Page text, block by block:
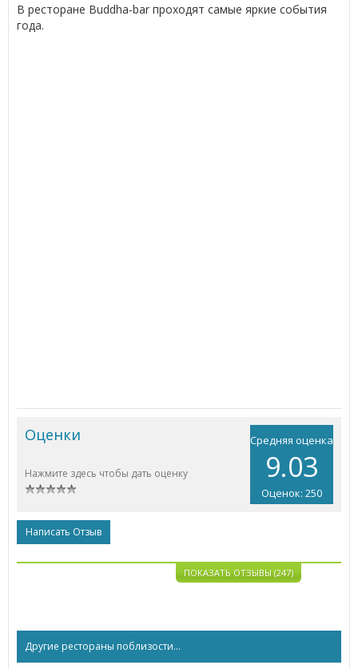
В ресторане Buddha-bar проходят самые яркие события
года.
Средняя оценка
9.03
Оценок: 250
Оценки
Нажмите здесь чтобы дать оценку
Написать Отзыв
ПОКАЗАТЬ ОТЗЫВЫ (247)
Другие рестораны поблизости...